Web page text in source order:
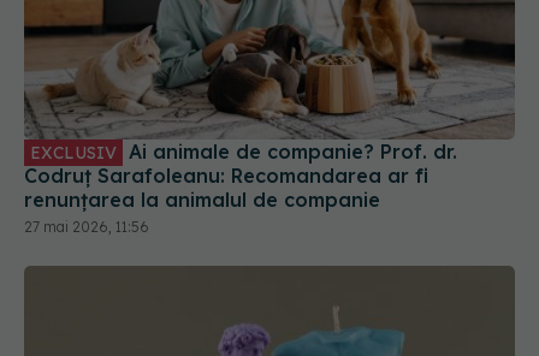
EXCLUSIV
Codruț Sarafoleanu: Recomandarea ar fi
renunțarea la animalul de companie
27 mai 2026, 11:56